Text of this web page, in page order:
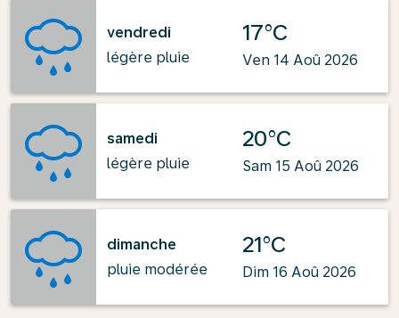
vendredi
légère pluie
17°C
Ven 14 Aoû 2026
samedi
légère pluie
20°C
Sam 15 Aoû 2026
dimanche
pluie modérée
21°C
Dim 16 Aoû 2026